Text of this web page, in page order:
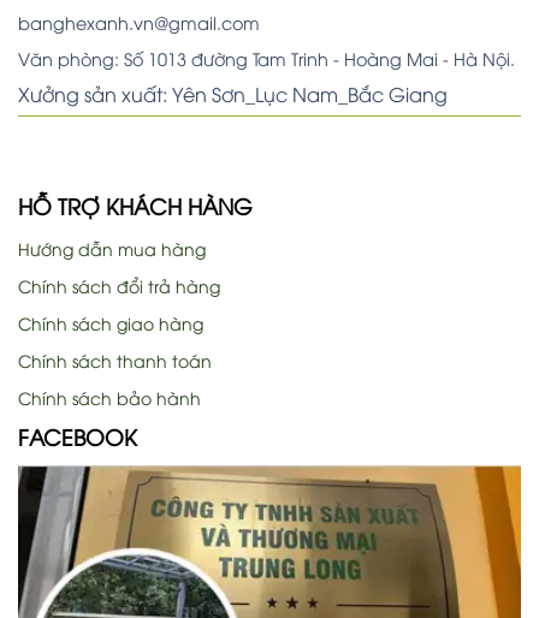
banghexanh.vn@gmail.com
Văn phòng: Số 1013 đường Tam Trinh - Hoàng Mai - Hà Nội.
Xưởng sản xuất: Yên Sơn_Lục Nam_Bắc Giang
HỖ TRỢ KHÁCH HÀNG
Hướng dẫn mua hàng
Chính sách đổi trả hàng
Chính sách giao hàng
Chính sách thanh toán
Chính sách bảo hành
FACEBOOK